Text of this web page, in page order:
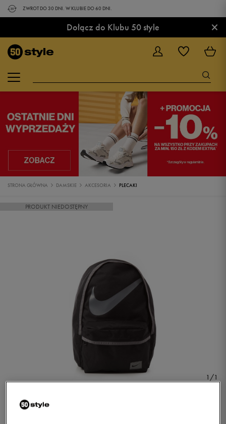
ZWROT DO 30 DNI. W KLUBIE DO 60 DNI.
Dołącz do Klubu 50 style ×
STRONA GŁÓWNA DAMSKIE AKCESORIA PLECAKI
PRODUKT NIEDOSTĘPNY
1/1